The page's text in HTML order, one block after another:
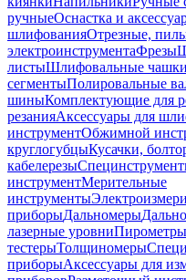
ручныеОснастка и
шлифованияОтрезные,
электроинструментаФрезы
листыШлифовальные чашки
сегментыПолировальные
шиныКомплектующие для
резанияАксессуары для
инструментОбжимной
круглогубцыКусачки,
кабелерезы
инструментМерительные
инструменты
приборыДальномеры
лазерные уровниПирометры
тестерыТолщиномеры
приборыАксессуары для